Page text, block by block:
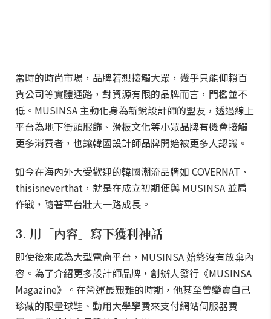
當時的時尚市場，品牌若想接觸大眾，幾乎只能仰賴百
貨公司等實體通路，對資源有限的品牌而言，門檻並不
低。MUSINSA 主動化身為新銳設計師的盟友，透過線上
平台為地下街頭服飾、滑板文化等小眾品牌有機會接觸
更多消費者，也讓韓國設計師品牌開始被更多人認識。
如今在海內外大受歡迎的韓國潮流品牌如 COVERNAT、
thisisneverthat，就是在成立初期便與 MUSINSA 並肩
作戰，隨著平台壯大一路成長。
3. 用「內容」寫下獲利神話
即使後來成為大型電商平台，MUSINSA 始終沒有放棄內
容。為了介紹更多設計師品牌，創辦人發行《MUSINSA
Magazine》。在營運最艱難的時期，他甚至曾變賣自己
珍藏的限量球鞋、動用大學學費來支付網站伺服器費